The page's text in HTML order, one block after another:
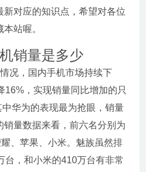
新对应的知识点，希望对各位
站喔。
销量是多少
况，国内手机市场持续下
16%，实现销量同比增加的只
华为的表现最为抢眼，销量
量数据来看，前六名分别为
、苹果、小米。魅族虽然排
台，和小米的410万台有非常